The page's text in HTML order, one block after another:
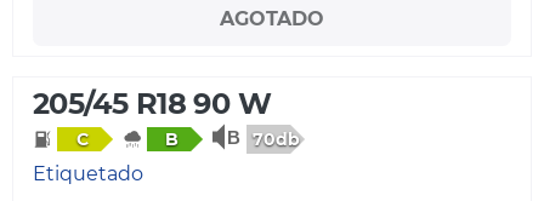
AGOTADO
205/45 R18 90 W
C B 70db
Etiquetado